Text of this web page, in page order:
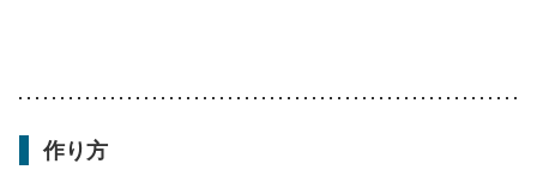
作り方